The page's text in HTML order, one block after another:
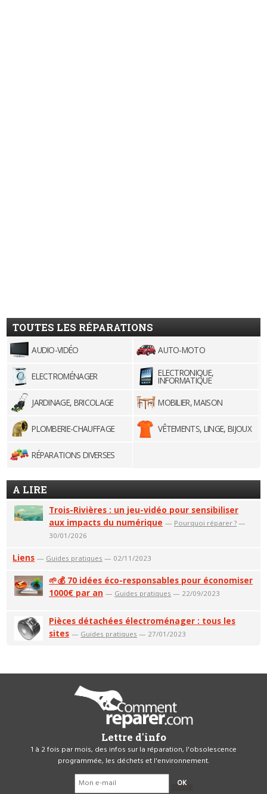
TOUTES LES RÉPARATIONS
AUDIO-VIDÉO AUTO-MOTO
ELECTROMÉNAGER ELECTRONIQUE,
INFORMATIQUE
JARDINAGE, BRICOLAGE
MOBILIER, MAISON
PLOMBERIE-CHAUFFAGE VÊTEMENTS, LINGE, BIJOUX
RÉPARATIONS DIVERSES
A LIRE
Trois-Rivières : un jeu-vidéo pour sensibiliser
aux impacts du numérique — Pourquoi réparer ? —
30/01/2026
Liens — Guides pratiques — 02/11/2023
🌱💰 70 idées éco-responsables pour économiser
1000€ par an — Guides pratiques — 22/09/2023
Pièces détachées électroménager : tous les
sites — Guides pratiques — 27/01/2023
Lettre d'info
1 à 2 fois par mois, des infos sur la réparation, l'obsolescence
programmée, les déchets et l'environnement.
OK